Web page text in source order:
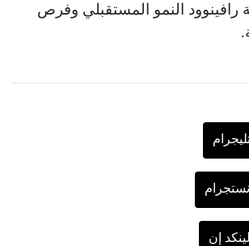
رافينوود النمو المستقبلي وفرص
إن